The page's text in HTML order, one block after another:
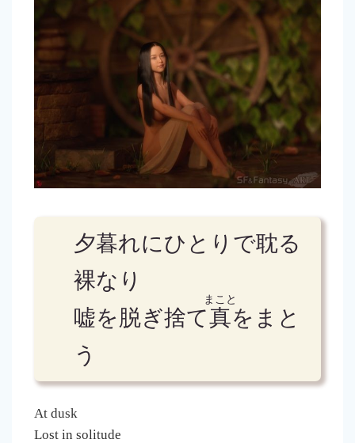
夕暮れにひとりで耽る
裸なり
嘘を脱ぎ捨て真
まこと
をまと
う
At dusk
Lost in solitude